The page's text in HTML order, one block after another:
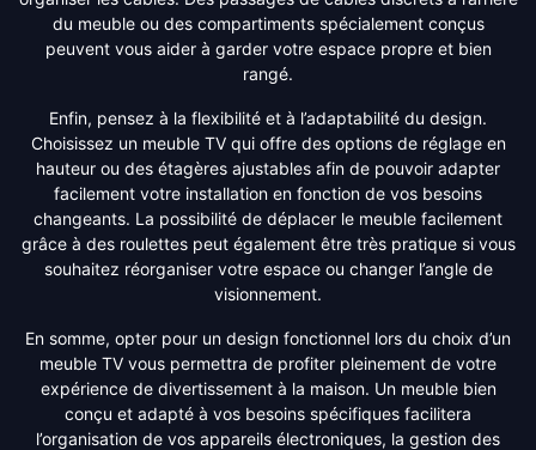
du meuble ou des compartiments spécialement conçus
peuvent vous aider à garder votre espace propre et bien
rangé.
Enfin, pensez à la flexibilité et à l’adaptabilité du design.
Choisissez un meuble TV qui offre des options de réglage en
hauteur ou des étagères ajustables afin de pouvoir adapter
facilement votre installation en fonction de vos besoins
changeants. La possibilité de déplacer le meuble facilement
grâce à des roulettes peut également être très pratique si vous
souhaitez réorganiser votre espace ou changer l’angle de
visionnement.
En somme, opter pour un design fonctionnel lors du choix d’un
meuble TV vous permettra de profiter pleinement de votre
expérience de divertissement à la maison. Un meuble bien
conçu et adapté à vos besoins spécifiques facilitera
l’organisation de vos appareils électroniques, la gestion des